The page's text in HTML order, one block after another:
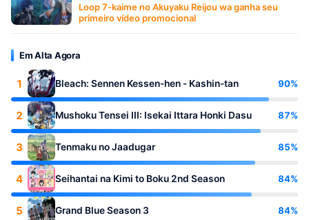
Loop 7-kaime no Akuyaku Reijou wa ganha seu
primeiro vídeo promocional
Em Alta Agora
1 Bleach: Sennen Kessen-hen - Kashin-tan 90%
2 Mushoku Tensei III: Isekai Ittara Honki Dasu 87%
3 Tenmaku no Jaadugar 85%
4 Seihantai na Kimi to Boku 2nd Season 84%
5 Grand Blue Season 3 84%